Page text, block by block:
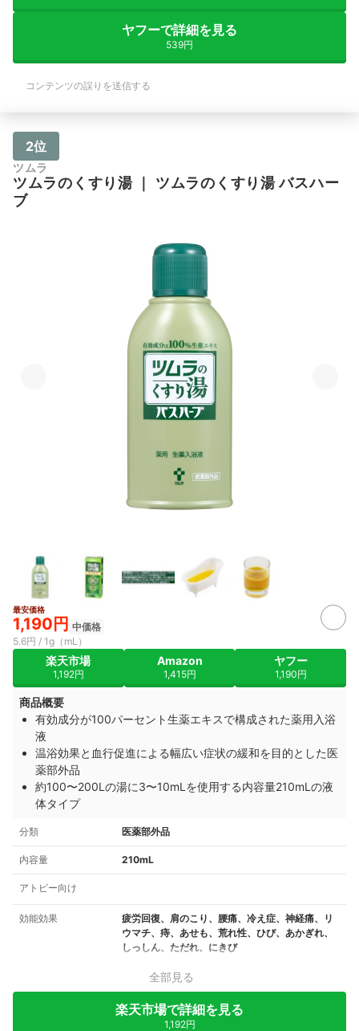
ヤフーで詳細を見る
539円
コンテンツの誤りを送信する
2位
ツムラ
ツムラのくすり湯｜ ツムラのくすり湯 バスハー
ブ
最安価格
1,190円 中価格
5.6円 / 1g（mL）
楽天市場
1,192円
Amazon
1,415円
ヤフー
1,190円
商品概要
有効成分が100パーセント生薬エキスで構成された薬用入浴
液
温浴効果と血行促進による幅広い症状の緩和を目的とした医
薬部外品
約100〜200Lの湯に3〜10mLを使用する内容量210mLの液
体タイプ
分類 医薬部外品
内容量 210mL
アトピー向け
効能効果
疲労回復、肩のこり、腰痛、冷え症、神経痛、リ
ウマチ、痔、あせも、荒れ性、ひび、あかぎれ、
しっしん、ただれ、にきび
全部見る
楽天市場で詳細を見る
1,192円